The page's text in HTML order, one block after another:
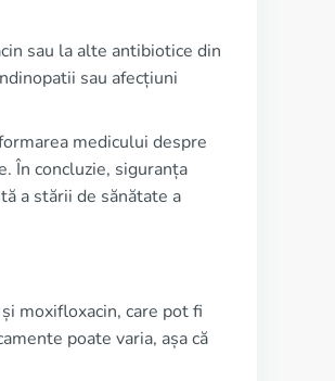
sau la alte antibiotice din
sau afecțiuni
medicului despre
În concluzie, siguranța
a stării de sănătate a
moxifloxacin, care pot fi
poate varia, așa că